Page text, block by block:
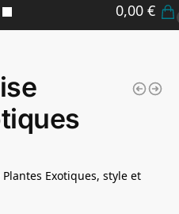
0,00 €
Exotiques, style et